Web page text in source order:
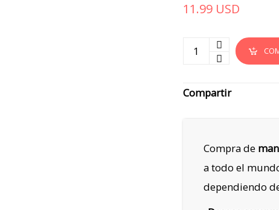
11.99 USD
Compartir
Compra de
a todo el
dependiendo